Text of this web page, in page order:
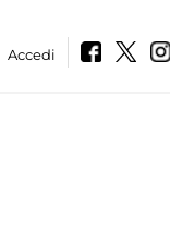
Accedi